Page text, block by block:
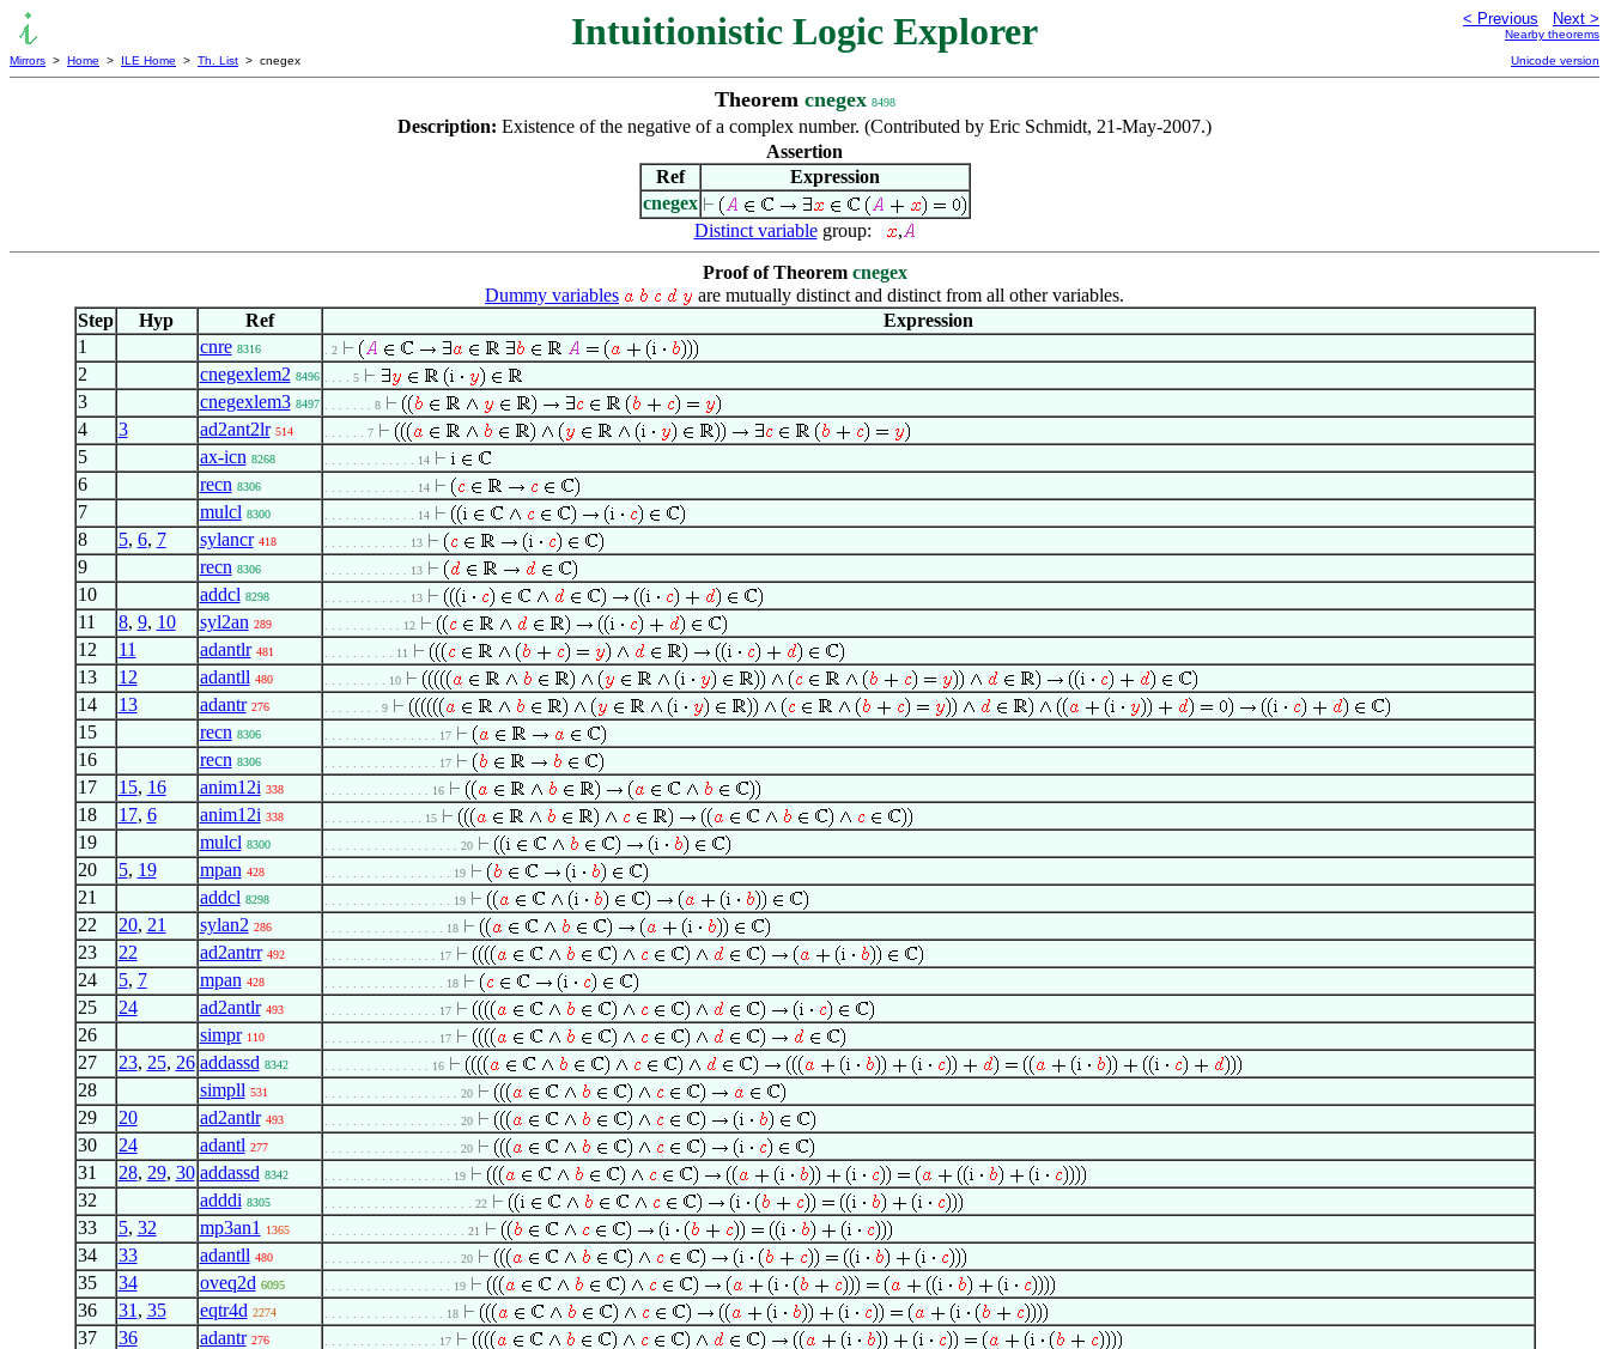
Intuitionistic Logic Explorer < Previous Next >
Nearby theorems
Mirrors > Home > ILE Home > Th. List > cnegex Unicode version
Theorem cnegex 8498
Description: Existence of the negative of a complex number. (Contributed by Eric Schmidt, 21-May-2007.)
Assertion
Ref
Expression
cnegex
Distinct variablegroup: ,
Proof of Theorem cnegex
Dummy variables
are mutually distinct and distinct from all other variables.
Step
Hyp Ref
Expression
1
cnre 8316 . 2
2 cnegexlem2 8496 . . . . 5
3 cnegexlem3 8497 . . . . . . . 8
4 3 ad2ant2lr 514 . . . . . . 7
5 ax-icn 8268 . . . . . . . . . . . . . 14
6 recn 8306 . . . . . . . . . . . . . 14
7 mulcl 8300 . . . . . . . . . . . . . 14
8 5, 6, 7 sylancr 418 . . . . . . . . . . . . 13
9 recn 8306 . . . . . . . . . . . . 13
10 addcl 8298 . . . . . . . . . . . . 13
11 8, 9, 10 syl2an 289 . . . . . . . . . . . 12
12 11 adantlr 481 . . . . . . . . . . 11
13 12 adantll 480 . . . . . . . . . 10
14 13 adantr 276 . . . . . . . . 9
15 recn 8306 . . . . . . . . . . . . . . . . 17
16 recn 8306 . . . . . . . . . . . . . . . . 17
17 15, 16 anim12i 338 . . . . . . . . . . . . . . . 16
18 17, 6 anim12i 338 . . . . . . . . . . . . . . 15
19 mulcl 8300 . . . . . . . . . . . . . . . . . . . 20
20 5, 19 mpan 428 . . . . . . . . . . . . . . . . . . 19
21 addcl 8298 . . . . . . . . . . . . . . . . . . 19
22 20, 21 sylan2 286 . . . . . . . . . . . . . . . . . 18
23 22 ad2antrr 492 . . . . . . . . . . . . . . . . 17
24 5, 7 mpan 428 . . . . . . . . . . . . . . . . . 18
25 24 ad2antlr 493 . . . . . . . . . . . . . . . . 17
26 simpr 110 . . . . . . . . . . . . . . . . 17
27 23, 25, 26 addassd 8342 . . . . . . . . . . . . . . . 16
28 simpll 531 . . . . . . . . . . . . . . . . . . . 20
29 20 ad2antlr 493 . . . . . . . . . . . . . . . . . . . 20
30 24 adantl 277 . . . . . . . . . . . . . . . . . . . 20
31 28, 29, 30 addassd 8342 . . . . . . . . . . . . . . . . . . 19
32 adddi 8305 . . . . . . . . . . . . . . . . . . . . . 22
33 5, 32 mp3an1 1365 . . . . . . . . . . . . . . . . . . . . 21
34 33 adantll 480 . . . . . . . . . . . . . . . . . . . 20
35 34 oveq2d 6095 . . . . . . . . . . . . . . . . . . 19
36 31 , 35 eqtr4d 2274 . . . . . . . . . . . . . . . . . 18
37 36 adantr 276 . . . . . . . . . . . . . . . . 17